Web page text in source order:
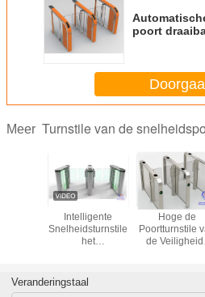
poort
Meer Turnstile van de
Intelligente
Snelheidsturnstile
het
Veiligheidsdeuren
Poort
Hoge de
Poortturnstile
de
Veranderingstaal